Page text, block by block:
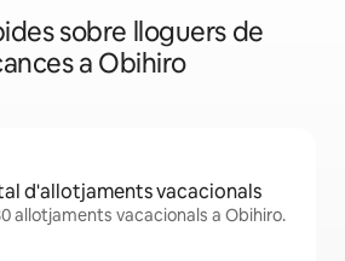
sobre lloguers de
a Obihiro
d'allotjaments vacacionals
allotjaments vacacionals a Obihiro.